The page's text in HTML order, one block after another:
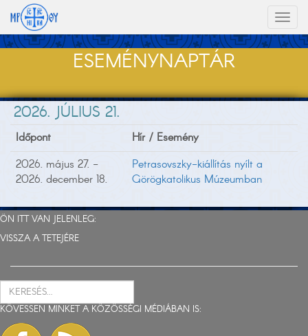
ESEMÉNYNAPTÁR
2026. JÚLIUS 21.
Időpont
Hír / Esemény
2026. május 27. -
2026. december 18.
Petrasovszky-kiállítás nyílt a
Görögkatolikus Múzeumban
ÖN ITT VAN JELENLEG:
VISSZA A TETEJÉRE
KÖVESSEN MINKET A KÖZÖSSÉGI MÉDIÁBAN IS: